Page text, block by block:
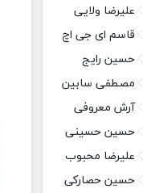
علیرضا ولایی
قاسم ای جی اچ
حسین رایج
مصطفی سابین
آرش معروفی
حسین حسینی
علیرضا محبوب
حسین حصارکی